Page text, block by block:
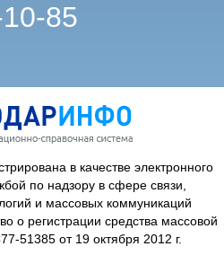
85
в качестве электронного
по надзору в сфере связи,
и массовых коммуникаций
о регистрации средства массовой
от 19 октября 2012 г.